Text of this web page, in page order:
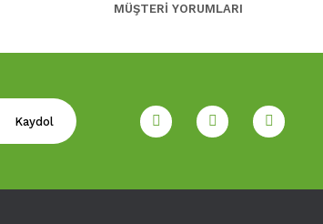
MÜŞTERİ YORUMLARI
Kaydol